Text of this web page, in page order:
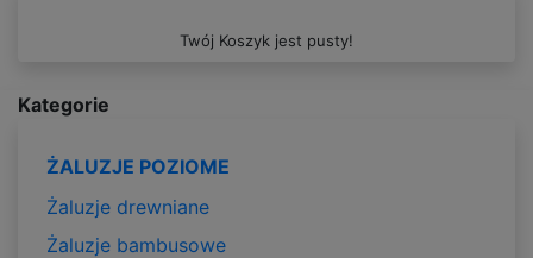
Twój Koszyk jest pusty!
Kategorie
ŻALUZJE POZIOME
Żaluzje drewniane
Żaluzje bambusowe